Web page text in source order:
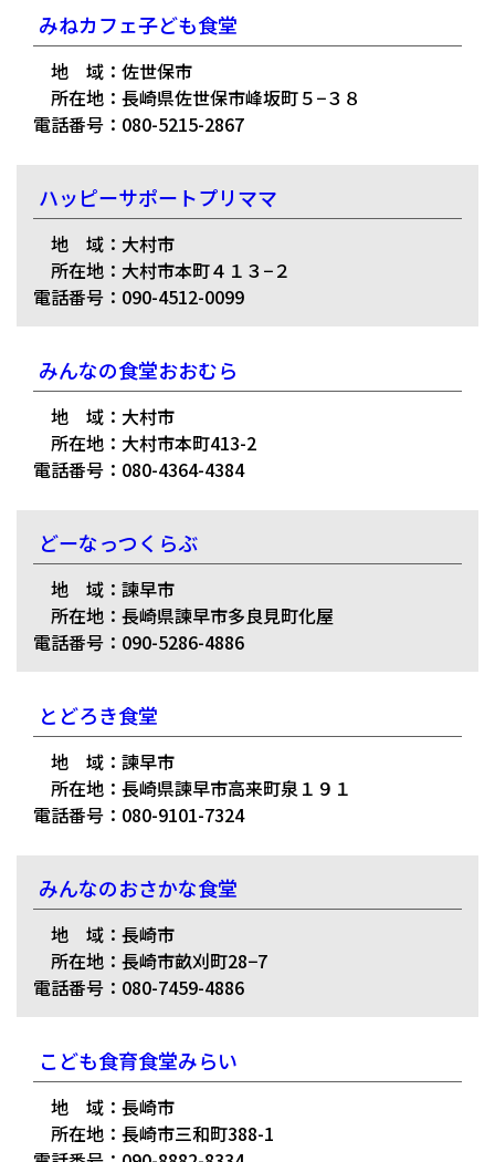
みねカフェ子ども食堂
地 域：佐世保市
所在地：長崎県佐世保市峰坂町５−３８
電話番号：080-5215-2867
ハッピーサポートプリママ
地 域：大村市
所在地：大村市本町４１３−２
電話番号：090-4512-0099
みんなの食堂おおむら
地 域：大村市
所在地：大村市本町413-2
電話番号：080-4364-4384
どーなっつくらぶ
地 域：諫早市
所在地：長崎県諫早市多良見町化屋
電話番号：090-5286-4886
とどろき食堂
地 域：諫早市
所在地：長崎県諫早市高来町泉１９１
電話番号：080-9101-7324
みんなのおさかな食堂
地 域：長崎市
所在地：長崎市畝刈町28−7
電話番号：080-7459-4886
こども食育食堂みらい
地 域：長崎市
所在地：長崎市三和町388-1